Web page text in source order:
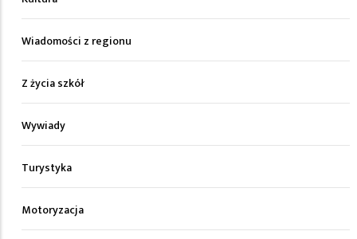
Wiadomości z regionu
Z życia szkół
Wywiady
Turystyka
Motoryzacja